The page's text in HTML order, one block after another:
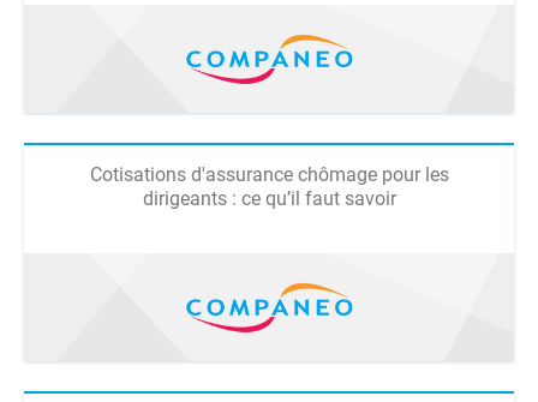
Cotisations d'assurance chômage pour les
dirigeants : ce qu’il faut savoir